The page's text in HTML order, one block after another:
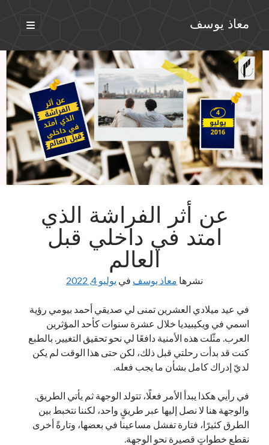
معاذ يوسف
افتح
عن أثر الفراشة الذي
امتد في داخلي قبل
العالم
نشرها معاذ يوسف في يوليو 4, 2022
في عيد ميلادي العشرين تمنى لي صديقي أحمد بيومي رؤية
اسمي في ويكيبيديا خلال عشرة سنوات كأحد المؤثرين
العرب. مثّلت هذه الأمنية دافعًا لي نحو تحقيق التغيير. بالطبع
كنت قد بدأت رحلتي قبل ذلك، لكن حتى هذا الوقت لم يكن
لديّ إدراك كامل بشأن ما يجب فعله.
في رأيي هكذا يبدأ الأمر فعلًا، تتولد الوجهة ثم يأتي الطريق.
والوجهة هنا لا نصل إليها عبر طريقٍ واحد، لكننا نتخبط بين
الطرق كثيرًا، فتارة تفشل مساعينا في بعضها، وتارةً أخرى
نقطع خطواتٍ قصيرة نحو الوجهة.